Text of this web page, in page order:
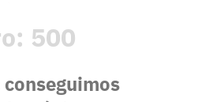
500